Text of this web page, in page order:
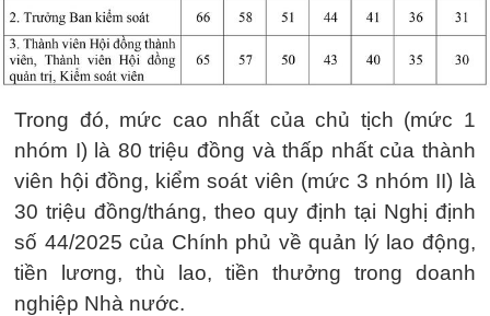
Trong đó, mức cao nhất của chủ tịch (mức 1
nhóm I) là 80 triệu đồng và thấp nhất của thành
viên hội đồng, kiểm soát viên (mức 3 nhóm II) là
30 triệu đồng/tháng, theo quy định tại Nghị định
số 44/2025 của Chính phủ về quản lý lao động,
tiền lương, thù lao, tiền thưởng trong doanh
nghiệp Nhà nước.